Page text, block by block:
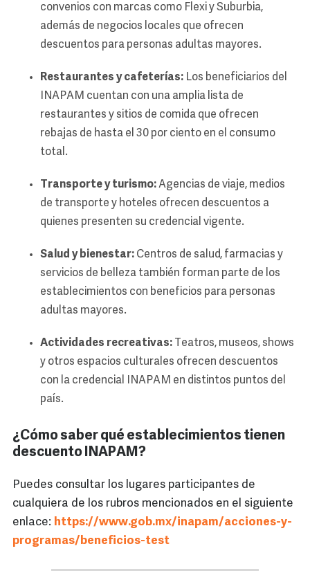
convenios con marcas como Flexi y Suburbia,
además de negocios locales que ofrecen
descuentos para personas adultas mayores.
Restaurantes y cafeterías: Los beneficiarios del
INAPAM cuentan con una amplia lista de
restaurantes y sitios de comida que ofrecen
rebajas de hasta el 30 por ciento en el consumo
total.
Transporte y turismo:Agencias de viaje, medios
de transporte y hoteles ofrecen descuentos a
quienes presenten su credencial vigente.
Salud y bienestar: Centros de salud, farmacias y
servicios de belleza también forman parte de los
establecimientos con beneficios para personas
adultas mayores.
Actividades recreativas: Teatros, museos, shows
y otros espacios culturales ofrecen descuentos
con la credencial INAPAM en distintos puntos del
país.
¿Cómo saber qué establecimientos tienen
descuento INAPAM?
Puedes consultar los lugares participantes de
cualquiera de los rubros mencionados en el siguiente
enlace: https://www.gob.mx/inapam/acciones-y-
programas/beneficios-test